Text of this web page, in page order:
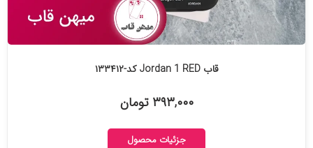
قاب Jordan 1 RED کد-۱۳۳۴۱۲
۳۹۳,۰۰۰ تومان
جزئیات محصول